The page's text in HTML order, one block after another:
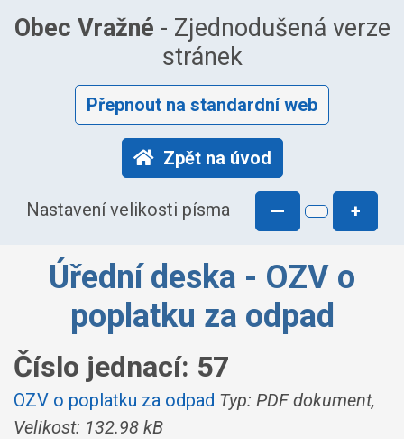
Obec Vražné - Zjednodušená verze
stránek
Přepnout na standardní web
Zpět na úvod
Nastavení velikosti písma — +
Úřední deska - OZV o
poplatku za odpad
Číslo jednací: 57
OZV o poplatku za odpad Typ: PDF dokument,
Velikost: 132.98 kB